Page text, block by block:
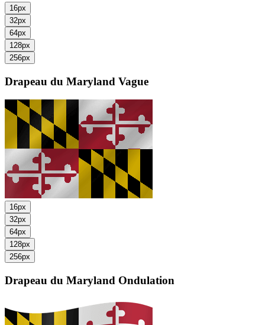
16px
32px
64px
128px
256px
Drapeau du Maryland Vague
16px
32px
64px
128px
256px
Drapeau du Maryland Ondulation